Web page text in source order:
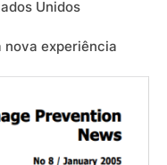
Unidos
nova experiência